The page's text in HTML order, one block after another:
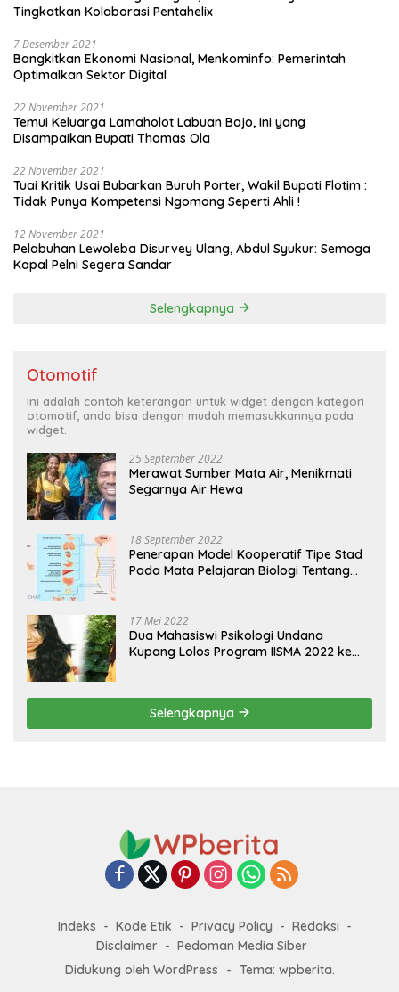
Tingkatkan Kolaborasi Pentahelix
7 Desember 2021
Bangkitkan Ekonomi Nasional, Menkominfo: Pemerintah
Optimalkan Sektor Digital
22 November 2021
Temui Keluarga Lamaholot Labuan Bajo, Ini yang
Disampaikan Bupati Thomas Ola
22 November 2021
Tuai Kritik Usai Bubarkan Buruh Porter, Wakil Bupati Flotim :
Tidak Punya Kompetensi Ngomong Seperti Ahli !
12 November 2021
Pelabuhan Lewoleba Disurvey Ulang, Abdul Syukur: Semoga
Kapal Pelni Segera Sandar
Selengkapnya
Otomotif
Ini adalah contoh keterangan untuk widget dengan kategori
otomotif, anda bisa dengan mudah memasukkannya pada
widget.
25 September 2022
Merawat Sumber Mata Air, Menikmati
Segarnya Air Hewa
18 September 2022
Penerapan Model Kooperatif Tipe Stad
Pada Mata Pelajaran Biologi Tentang
17 Mei 2022
Dua Mahasiswi Psikologi Undana
Kupang Lolos Program IISMA 2022 ke
Selengkapnya
Indeks Kode Etik Privacy Policy
Redaksi
Disclaimer
Pedoman Media Siber
Didukung oleh WordPress
- Tema: wpberita.